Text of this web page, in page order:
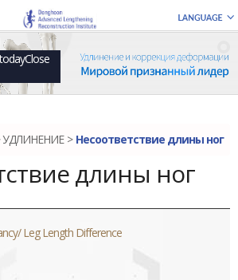
Close
УДЛИНЕНИЕ Несоответствие длины ног
длины ног
Leg Length Difference